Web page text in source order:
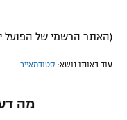
(האתר הרשמי של הפועל
עוד באותו נושא: סטודמאייר
מה